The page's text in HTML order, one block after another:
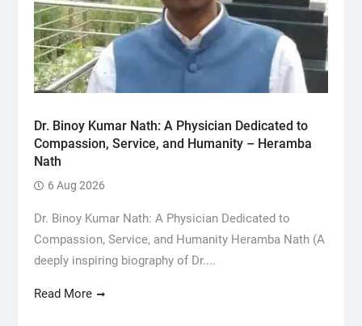
Dr. Binoy Kumar Nath: A Physician Dedicated to
Compassion, Service, and Humanity – Heramba
Nath
6 Aug 2026
Dr. Binoy Kumar Nath: A Physician Dedicated to
Compassion, Service, and Humanity Heramba Nath (A
deeply inspiring biography of Dr....
Read More